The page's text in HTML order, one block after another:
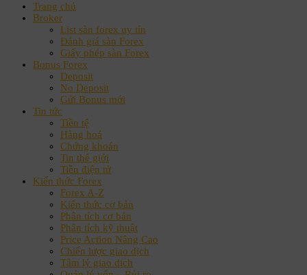
Trang chủ
Broker
List sàn forex uy tín
Đánh giá sàn Forex
Giấy phép sàn Forex
Bonus Forex
Deposit
No Deposit
Gửi Bonus mới
Tin tức
Tiền tệ
Hàng hoá
Chứng khoán
Tin thế giới
Tiền điện tử
Kiến thức Forex
Forex A-Z
Kiến thức cơ bản
Phân tích cơ bản
Phân tích kỹ thuật
Price Action Nâng Cao
Chiến lược giao dịch
Tâm lý giao dịch